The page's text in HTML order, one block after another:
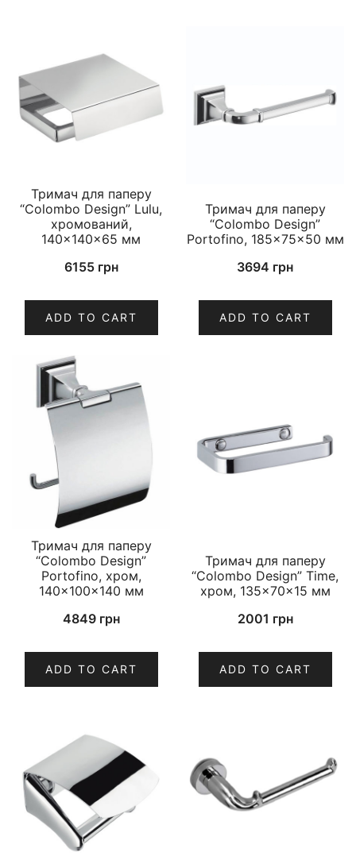
Тримач для паперу
“Colombo Design” Lulu,
хромований,
140×140×65 мм
6155 грн
ADD TO CART
Тримач для паперу
“Colombo Design”
Portofino, 185×75×50 мм
3694 грн
ADD TO CART
Тримач для паперу
“Colombo Design”
Portofino, хром,
140×100×140 мм
4849 грн
ADD TO CART
Тримач для паперу
“Colombo Design” Time,
хром, 135×70×15 мм
2001 грн
ADD TO CART